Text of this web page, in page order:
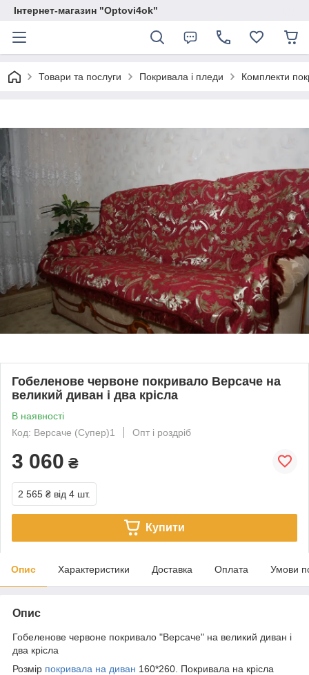
Інтернет-магазин "Optovi4ok"
Товари та послуги Покривала і пледи Комплекти
Гобеленове червоне покривало Версаче на
великий диван і два крісла
В наявності
Код: Версаче (Супер)1
Опт і роздріб
3 060 ₴
2 565 ₴ від 4 шт.
Купити
Опис Характеристики Доставка Оплата Умови
Опис
Гобеленове червоне покривало "Версаче" на великий диван і
два крісла
Розмір покривала на диван 160*260. Покривала на крісла